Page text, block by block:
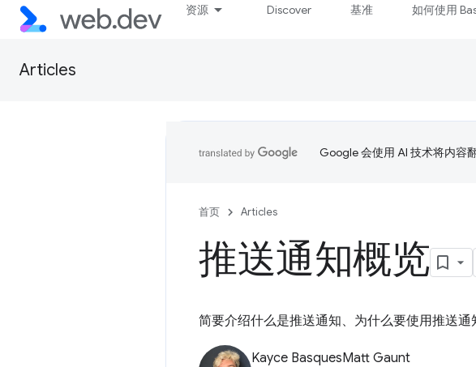
资源 Discover 基准 如何使用
Articles
Google 会使用 AI 技术将内容
首页 Articles
推送通知概览
简要介绍什么是推送通知、为什么要使用推送通
Kayce BasquesMatt Gaunt